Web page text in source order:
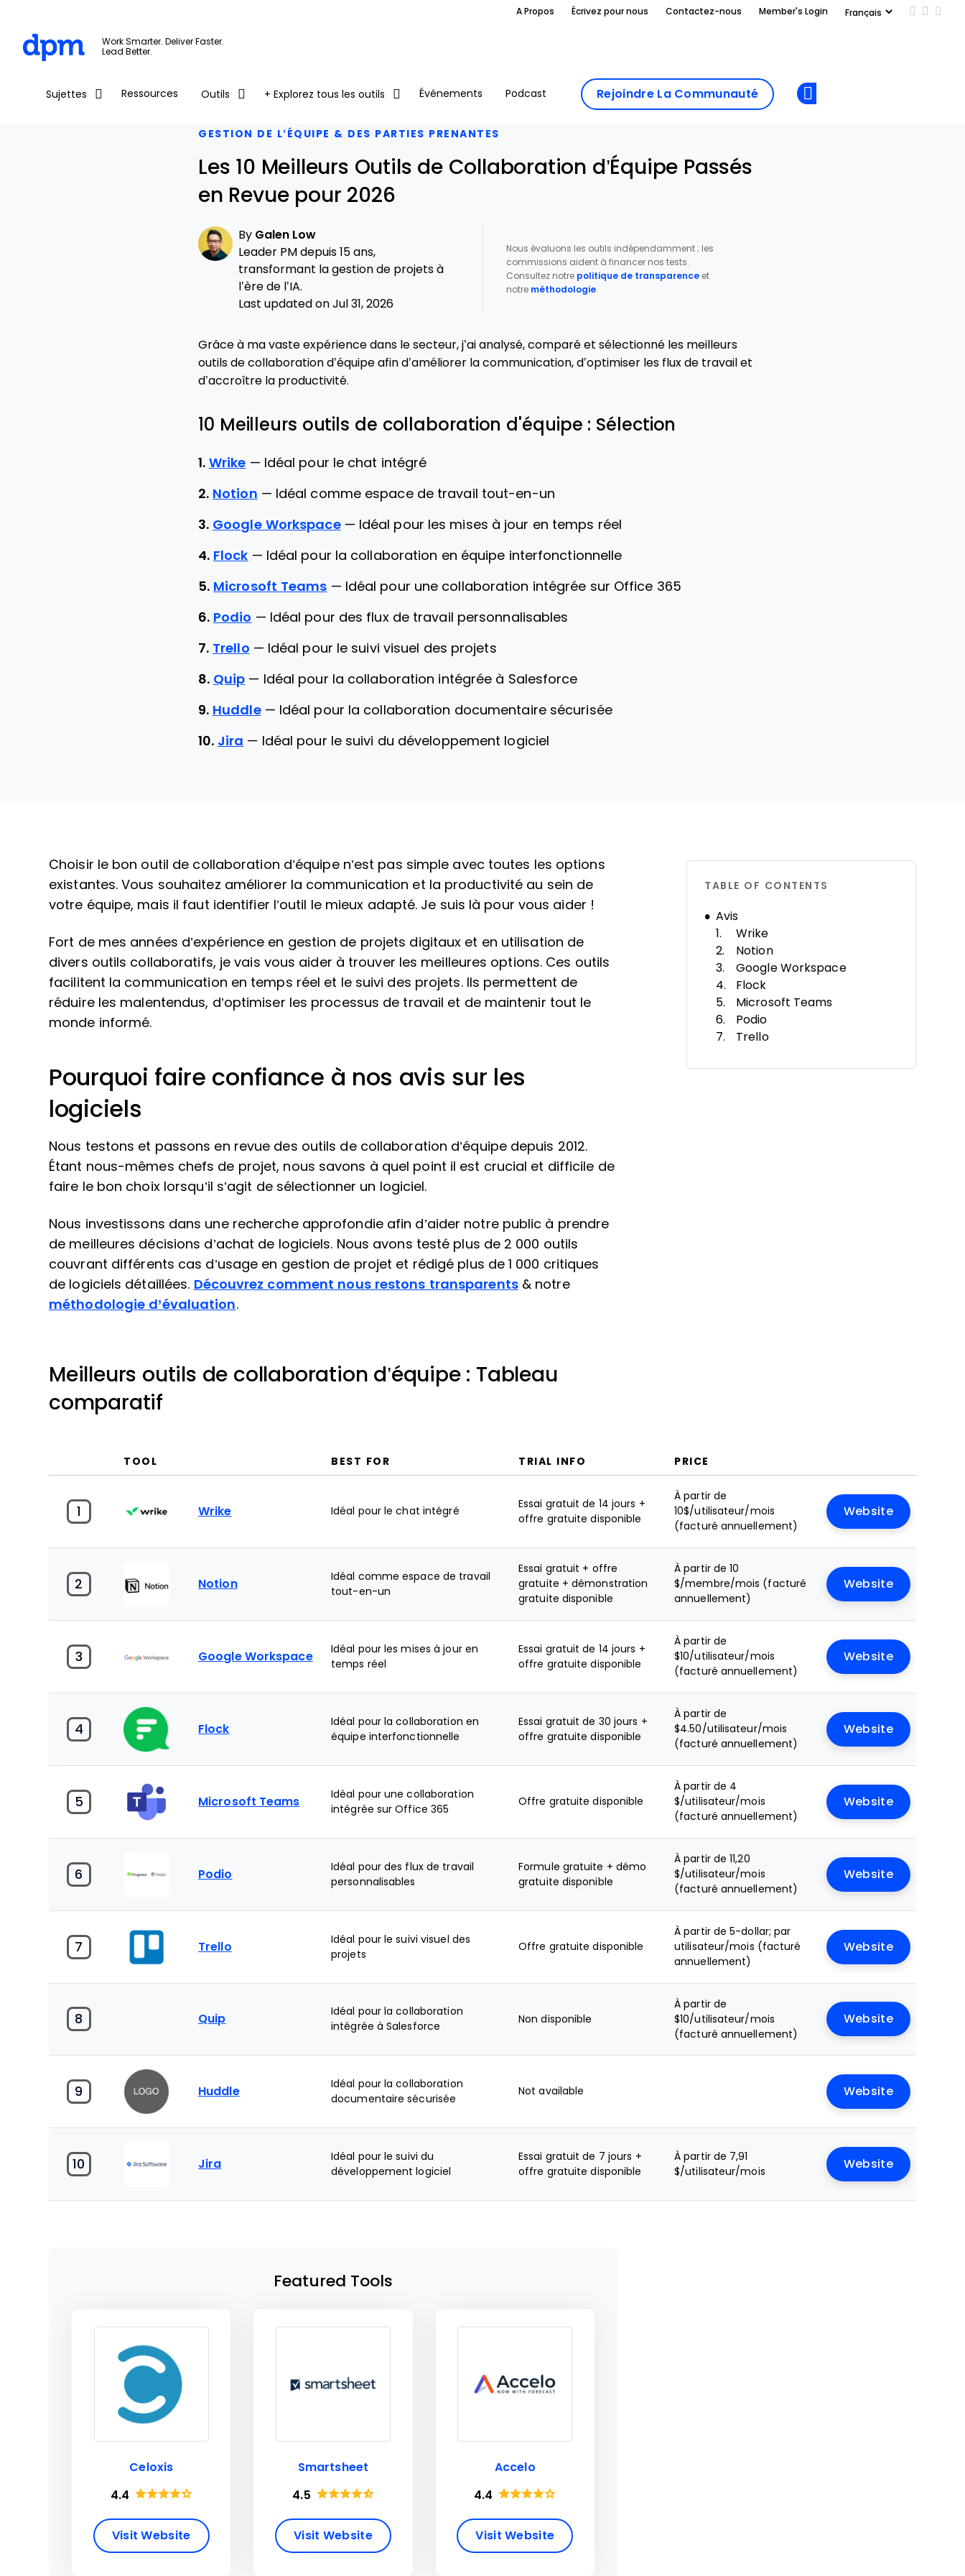
Skip to main content
A Propos Écrivez pour nous Contactez-nous Member's Login Add us
Follow
Work Smarter. Deliver Faster.
Lead Better.
Sujettes Ressources Outils + Explorez tous les outils Événements Podcast Rejoindre La Communauté
GESTION DE L’ÉQUIPE & DES PARTIES PRENANTES
Les 10 Meilleurs Outils de Collaboration d’Équipe Passés
en Revue pour 2026
By Galen Low
Leader PM depuis 15 ans,
transformant la gestion de projets à
l’ère de l’IA.
Last updated on Jul 31, 2026
Nous évaluons les outils indépendamment ; les
commissions aident à financer nos tests.
Consultez notre politique de transparenceet
notre méthodologie.
Grâce à ma vaste expérience dans le secteur, j’ai analysé, comparé et sélectionné les meilleurs
outils de collaboration d’équipe afin d’améliorer la communication, d’optimiser les flux de travail et
d’accroître la productivité.
10 Meilleurs outils de collaboration d'équipe : Sélection
1. Wrike — Idéal pour le chat intégré
2. Notion — Idéal comme espace de travail tout-en-un
3. Google Workspace — Idéal pour les mises à jour en temps réel
4. Flock — Idéal pour la collaboration en équipe interfonctionnelle
5. Microsoft Teams — Idéal pour une collaboration intégrée sur Office 365
6. Podio — Idéal pour des flux de travail personnalisables
7. Trello — Idéal pour le suivi visuel des projets
8. Quip — Idéal pour la collaboration intégrée à Salesforce
9. Huddle — Idéal pour la collaboration documentaire sécurisée
10. Jira — Idéal pour le suivi du développement logiciel
Choisir le bon outil de collaboration d’équipe n’est pas simple avec toutes les options
existantes. Vous souhaitez améliorer la communication et la productivité au sein de
votre équipe, mais il faut identifier l’outil le mieux adapté. Je suis là pour vous aider !
Fort de mes années d’expérience en gestion de projets digitaux et en utilisation de
divers outils collaboratifs, je vais vous aider à trouver les meilleures options. Ces outils
facilitent la communication en temps réel et le suivi des projets. Ils permettent de
réduire les malentendus, d’optimiser les processus de travail et de maintenir tout le
monde informé.
Pourquoi faire confiance à nos avis sur les
logiciels
Nous testons et passons en revue des outils de collaboration d’équipe depuis 2012.
Étant nous-mêmes chefs de projet, nous savons à quel point il est crucial et difficile de
faire le bon choix lorsqu’il s’agit de sélectionner un logiciel.
Nous investissons dans une recherche approfondie afin d’aider notre public à prendre
de meilleures décisions d’achat de logiciels. Nous avons testé plus de 2 000 outils
couvrant différents cas d’usage en gestion de projet et rédigé plus de 1 000 critiques
de logiciels détaillées. Découvrez comment nous restons transparents& notre
méthodologie d’évaluation.
Meilleurs outils de collaboration d’équipe : Tableau
comparatif
TOOL BEST FOR TRIAL INFO PRICE
1 Wrike Idéal pour le chat intégré
Essai gratuit de 14 jours +
offre gratuite disponible
À partir de
10$/utilisateur/mois
(facturé annuellement)
Website
2 Notion
Idéal comme espace de travail
tout-en-un
Essai gratuit + offre
gratuite + démonstration
gratuite disponible
À partir de 10
$/membre/mois (facturé
annuellement)
Website
3 Google Workspace
Idéal pour les mises à jour en
temps réel
Essai gratuit de 14 jours +
offre gratuite disponible
À partir de
$10/utilisateur/mois
(facturé annuellement)
Website
4 Flock
Idéal pour la collaboration en
équipe interfonctionnelle
Essai gratuit de 30 jours +
offre gratuite disponible
À partir de
$4.50/utilisateur/mois
(facturé annuellement)
Website
5 Microsoft Teams
Idéal pour une collaboration
intégrée sur Office 365
Offre gratuite disponible
À partir de 4
$/utilisateur/mois
(facturé annuellement)
Website
6 Podio
Idéal pour des flux de travail
personnalisables
Formule gratuite + démo
gratuite disponible
À partir de 11,20
$/utilisateur/mois
(facturé annuellement)
Website
7 Trello
Idéal pour le suivi visuel des
projets
Offre gratuite disponible
À partir de 5-dollar; par
utilisateur/mois (facturé
annuellement)
Website
8 Quip
Idéal pour la collaboration
intégrée à Salesforce
Non disponible
À partir de
$10/utilisateur/mois
(facturé annuellement)
Website
9 Huddle
Idéal pour la collaboration
documentaire sécurisée
Not available Website
10 Jira
Idéal pour le suivi du
développement logiciel
Essai gratuit de 7 jours +
offre gratuite disponible
À partir de 7,91
$/utilisateur/mois
Website
Featured Tools
Celoxis
4.4
Visit Website
Smartsheet
4.5
Visit Website
Accelo
4.4
Visit Website
TABLE OF CONTENTS
Avis
Wrike
Notion
Google Workspace
Flock
Microsoft Teams
Podio
Trello
Huddle